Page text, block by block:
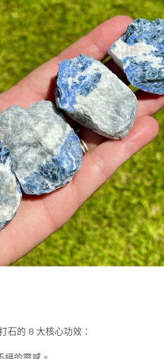
石的 8 大核心功效：